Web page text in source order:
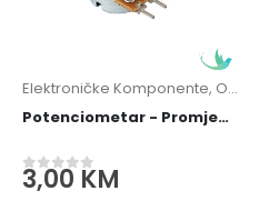
Elektroničke Komponente, Otpornici / Potenciometri
Potenciometar - Promjenjivi Otpornik B250k B250kOhm
0out of 5
3,00 KM